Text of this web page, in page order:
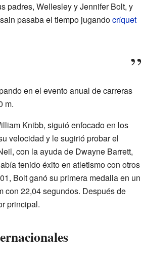
padres, Wellesley y Jennifer Bolt, y
pasaba el tiempo jugandocríquet
en el evento anual de carreras
m.
Knibb, siguió enfocado en los
velocidad y le sugirió probar el
con la ayuda de Dwayne Barrett,
tenido éxito en atletismo con otros
Bolt ganó su primera medalla en un
con 22,04 segundos. Después de
principal.